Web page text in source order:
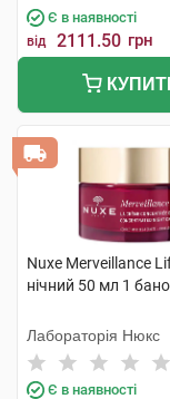
Є в наявності
від 2111.50 грн
Nuxe Merveillance
нічний 50 мл 1
Лабораторія Нюкс
Є в наявності